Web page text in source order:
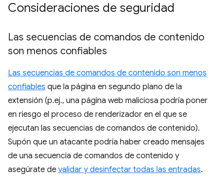
Consideraciones de seguridad
Las secuencias de comandos de contenido
son menos confiables
Las secuencias de comandos de contenido son menos
confiables que la página en segundo plano de la
extensión (p.ej., una página web maliciosa podría poner
en riesgo el proceso de renderizador en el que se
ejecutan las secuencias de comandos de contenido).
Supón que un atacante podría haber creado mensajes
de una secuencia de comandos de contenido y
asegúrate de validar y desinfectar todas las entradas.